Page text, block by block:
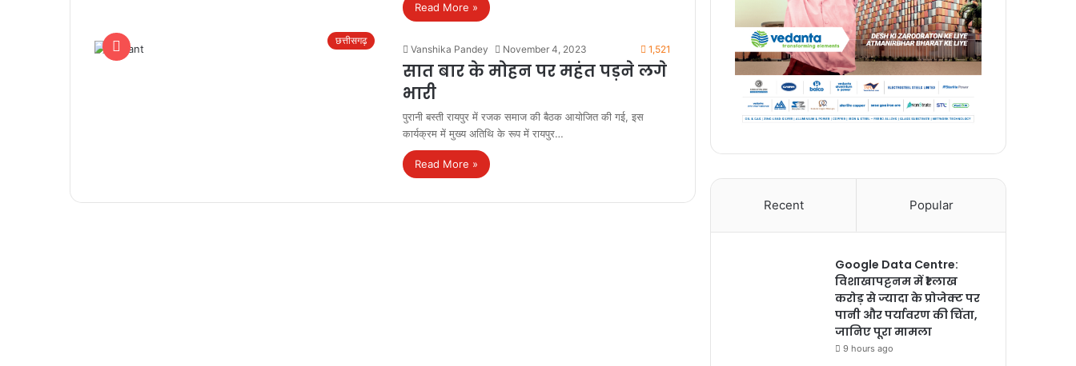
Read More »
छत्तीसगढ़
Vanshika Pandey November 4, 2023 1,521
सात बार के मोहन पर महंत पड़ने लगे
भारी
पुरानी बस्ती रायपुर में रजक समाज की बैठक आयोजित की गई, इस
कार्यक्रम में मुख्य अतिथि के रूप में रायपुर…
Read More »
Recent Popular
Google Data Centre:
विशाखापट्टनम में ₹1 लाख
करोड़ से ज्यादा के प्रोजेक्ट पर
पानी और पर्यावरण की चिंता,
जानिए पूरा मामला
9 hours ago